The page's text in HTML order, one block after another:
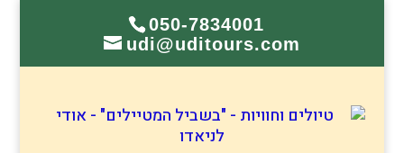
050-7834001
udi@uditours.com